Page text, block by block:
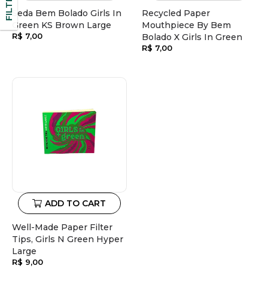
Seda Bem Bolado Girls In
Green KS Brown Large
Regular
R$ 7,00
Recycled Paper
Mouthpiece By Bem
Bolado X Girls In Green
Regular
R$ 7,00
ADD TO CART
Well-Made Paper Filter
Tips, Girls N Green Hyper
Large
Regular
R$ 9,00